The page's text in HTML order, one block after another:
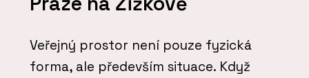
Veřejný prostor není pouze fyzická
forma, ale především situace. Když